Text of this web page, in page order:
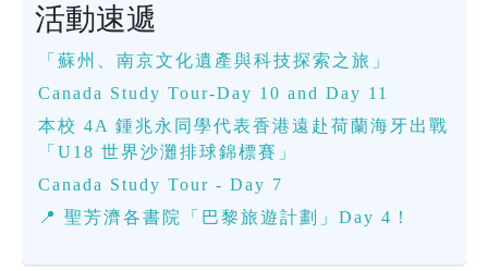
活動速遞
「蘇州、南京文化遺產與科技探索之旅」
Canada Study Tour-Day 10 and Day 11
本校 4A 鍾兆永同學代表香港遠赴荷蘭海牙出戰
「U18 世界沙灘排球錦標賽」
Canada Study Tour - Day 7
📍 聖芳濟各書院「巴黎旅遊計劃」Day 4！